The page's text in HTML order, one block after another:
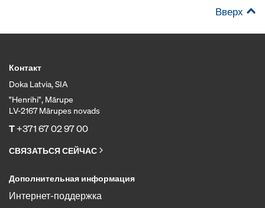
Вверх
Контакт
Doka Latvia, SIA
"Henrihi", Mārupe
LV-2167 Mārupes novads
T+371 67 02 97 00
СВЯЗАТЬСЯ СЕЙЧАС
Дополнительная информация
Интернет-поддержка